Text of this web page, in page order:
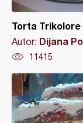
Torta Trikolore
Autor: Dijana
11415